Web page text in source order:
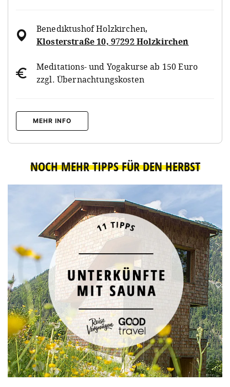
Benediktushof Holzkirchen,
Klosterstraße 10, 97292 Holzkirchen
Meditations- und Yogakurse ab 150 Euro
zzgl. Übernachtungskosten
MEHR INFO
NOCH MEHR TIPPS FÜR DEN HERBST